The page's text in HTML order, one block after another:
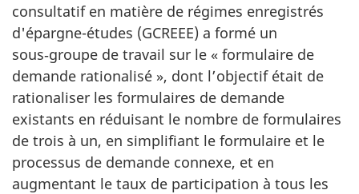
consultatif en matière de régimes enregistrés
d'épargne-études (GCREEE) a formé un
sous‑groupe de travail sur le « formulaire de
demande rationalisé », dont l’objectif était de
rationaliser les formulaires de demande
existants en réduisant le nombre de formulaires
de trois à un, en simplifiant le formulaire et le
processus de demande connexe, et en
augmentant le taux de participation à tous les